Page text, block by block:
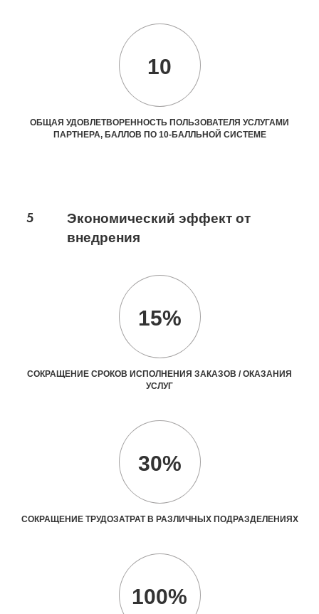
10
ОБЩАЯ УДОВЛЕТВОРЕННОСТЬ ПОЛЬЗОВАТЕЛЯ УСЛУГАМИ
ПАРТНЕРА, БАЛЛОВ ПО 10-БАЛЛЬНОЙ СИСТЕМЕ
5
Экономический эффект от
внедрения
15%
СОКРАЩЕНИЕ СРОКОВ ИСПОЛНЕНИЯ ЗАКАЗОВ / ОКАЗАНИЯ
УСЛУГ
30%
СОКРАЩЕНИЕ ТРУДОЗАТРАТ В РАЗЛИЧНЫХ ПОДРАЗДЕЛЕНИЯХ
100%